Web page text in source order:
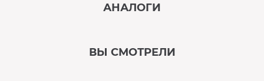
АНАЛОГИ
ВЫ СМОТРЕЛИ